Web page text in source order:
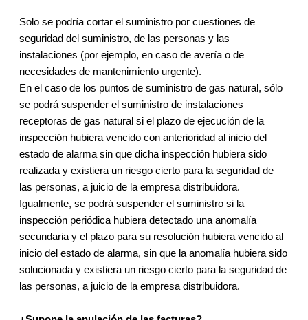
Solo se podría cortar el suministro por cuestiones de
seguridad del suministro, de las personas y las
instalaciones (por ejemplo, en caso de avería o de
necesidades de mantenimiento urgente).
En el caso de los puntos de suministro de gas natural, sólo
se podrá suspender el suministro de instalaciones
receptoras de gas natural si el plazo de ejecución de la
inspección hubiera vencido con anterioridad al inicio del
estado de alarma sin que dicha inspección hubiera sido
realizada y existiera un riesgo cierto para la seguridad de
las personas, a juicio de la empresa distribuidora.
Igualmente, se podrá suspender el suministro si la
inspección periódica hubiera detectado una anomalía
secundaria y el plazo para su resolución hubiera vencido al
inicio del estado de alarma, sin que la anomalía hubiera sido
solucionada y existiera un riesgo cierto para la seguridad de
las personas, a juicio de la empresa distribuidora.